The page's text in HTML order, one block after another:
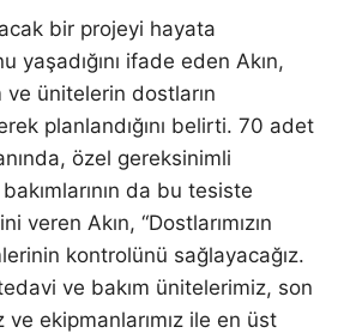
bir projeyi hayata
yaşadığını ifade eden Akın,
ünitelerin dostların
planlandığını belirti. 70 adet
özel gereksinimli
da bu tesiste
veren Akın, “Dostlarımızın
kontrolünü sağlayacağız.
ve bakım ünitelerimiz, son
ve ekipmanlarımız ile en üst